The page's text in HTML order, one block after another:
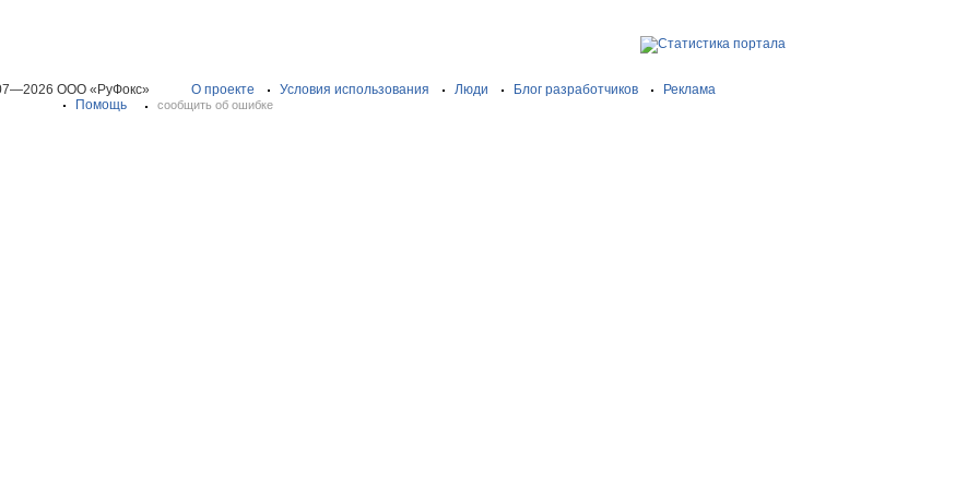
ООО «РуФокс» О проекте Условия использования Люди Блог разработчиков
Реклама
Помощь
сообщить об ошибке